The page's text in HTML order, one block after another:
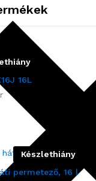
16L
Készlethiány
permetező, 16 l